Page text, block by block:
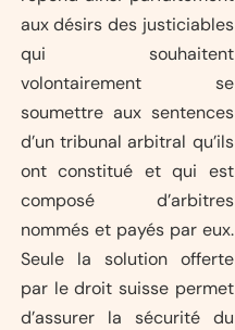
aux désirs des justiciables
qui souhaitent
volontairement se
soumettre aux sentences
d’un tribunal arbitral qu’ils
ont constitué et qui est
composé d’arbitres
nommés et payés par eux.
Seule la solution offerte
par le droit suisse permet
d’assurer la sécurité du